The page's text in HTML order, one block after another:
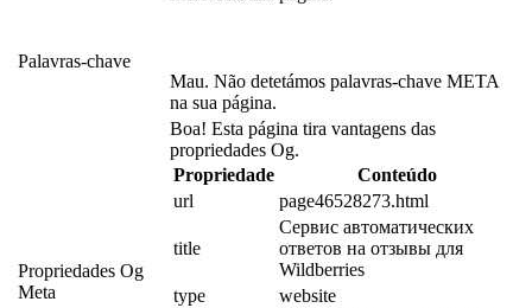
Palavras-chave
Mau. Não detetámos palavras-chave META
na sua página.
Propriedades Og
Meta
Boa! Esta página tira vantagens das
propriedades Og.
Propriedade
Conteúdo
url
page46528273.html
title
Сервис автоматических
ответов на отзывы для
Wildberries
type
website